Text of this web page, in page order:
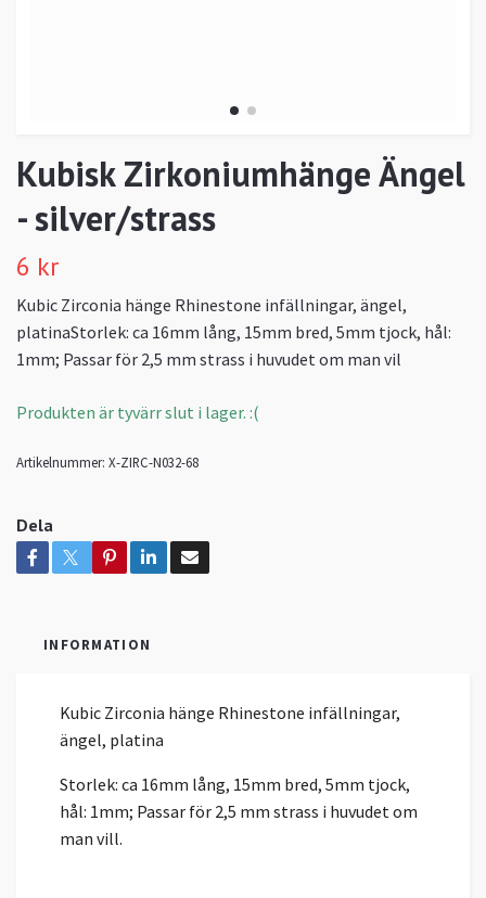
Kubisk Zirkoniumhänge Ängel
- silver/strass
6 kr
Kubic Zirconia hänge Rhinestone infällningar, ängel,
platinaStorlek: ca 16mm lång, 15mm bred, 5mm tjock, hål:
1mm; Passar för 2,5 mm strass i huvudet om man vil
Produkten är tyvärr slut i lager. :(
Artikelnummer: X-ZIRC-N032-68
Dela
INFORMATION
Kubic Zirconia hänge Rhinestone infällningar,
ängel, platina
Storlek: ca 16mm lång, 15mm bred, 5mm tjock,
hål: 1mm; Passar för 2,5 mm strass i huvudet om
man vill.